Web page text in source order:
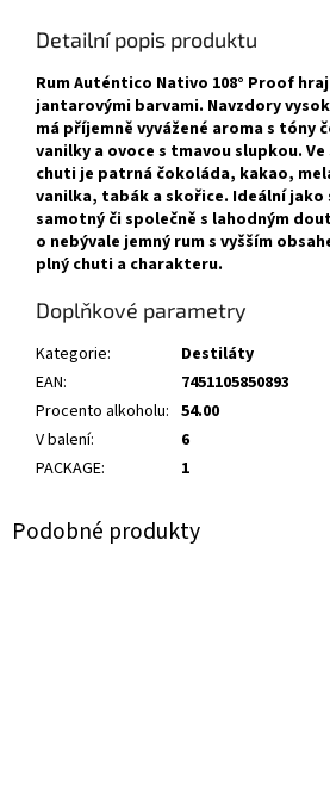
Detailní popis produktu
Rum Auténtico Nativo 108° Proof
jantarovými barvami. Navzdory
má příjemně vyvážené aroma s tóny
vanilky a ovoce s tmavou slupkou.
chuti je patrná čokoláda, kakao,
vanilka, tabák a skořice. Ideální
samotný či společně s lahodným
o nebývale jemný rum s vyšším
plný chuti a charakteru.
Doplňkové parametry
Kategorie:
Destiláty
EAN:
7451105850893
Procento alkoholu: 54.00
V balení:
6
PACKAGE: 1